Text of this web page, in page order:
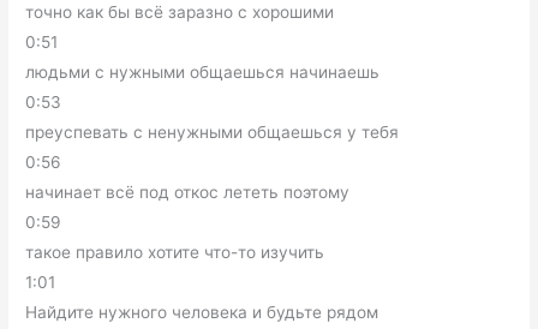
точно как бы всё заразно с хорошими
0:51
людьми с нужными общаешься начинаешь
0:53
преуспевать с ненужными общаешься у тебя
0:56
начинает всё под откос лететь поэтому
0:59
такое правило хотите что-то изучить
1:01
Найдите нужного человека и будьте рядом